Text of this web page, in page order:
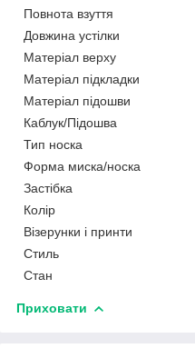
Повнота взуття
Довжина устілки
Матеріал верху
Матеріал підкладки
Матеріал підошви
Каблук/Підошва
Тип носка
Форма миска/носка
Застібка
Колір
Візерунки і принти
Стиль
Стан
Приховати